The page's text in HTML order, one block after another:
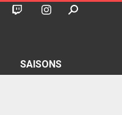
SAISONS